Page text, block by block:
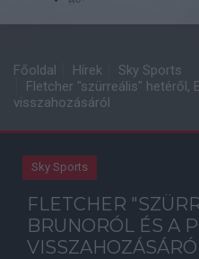
Főoldal Hírek
Sky Sports
Fletcher "szürreális" hetéről,
visszahozásáról
Sky Sports
FLETCHER
BRUNORÓL ÉS A